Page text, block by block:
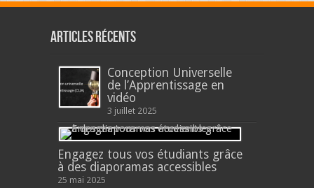
Articles récents
Conception Universelle
de l’Apprentissage en
vidéo
3 juillet 2025
Engagez tous vos étudiants grâce
à des diaporamas accessibles
25 mai 2025